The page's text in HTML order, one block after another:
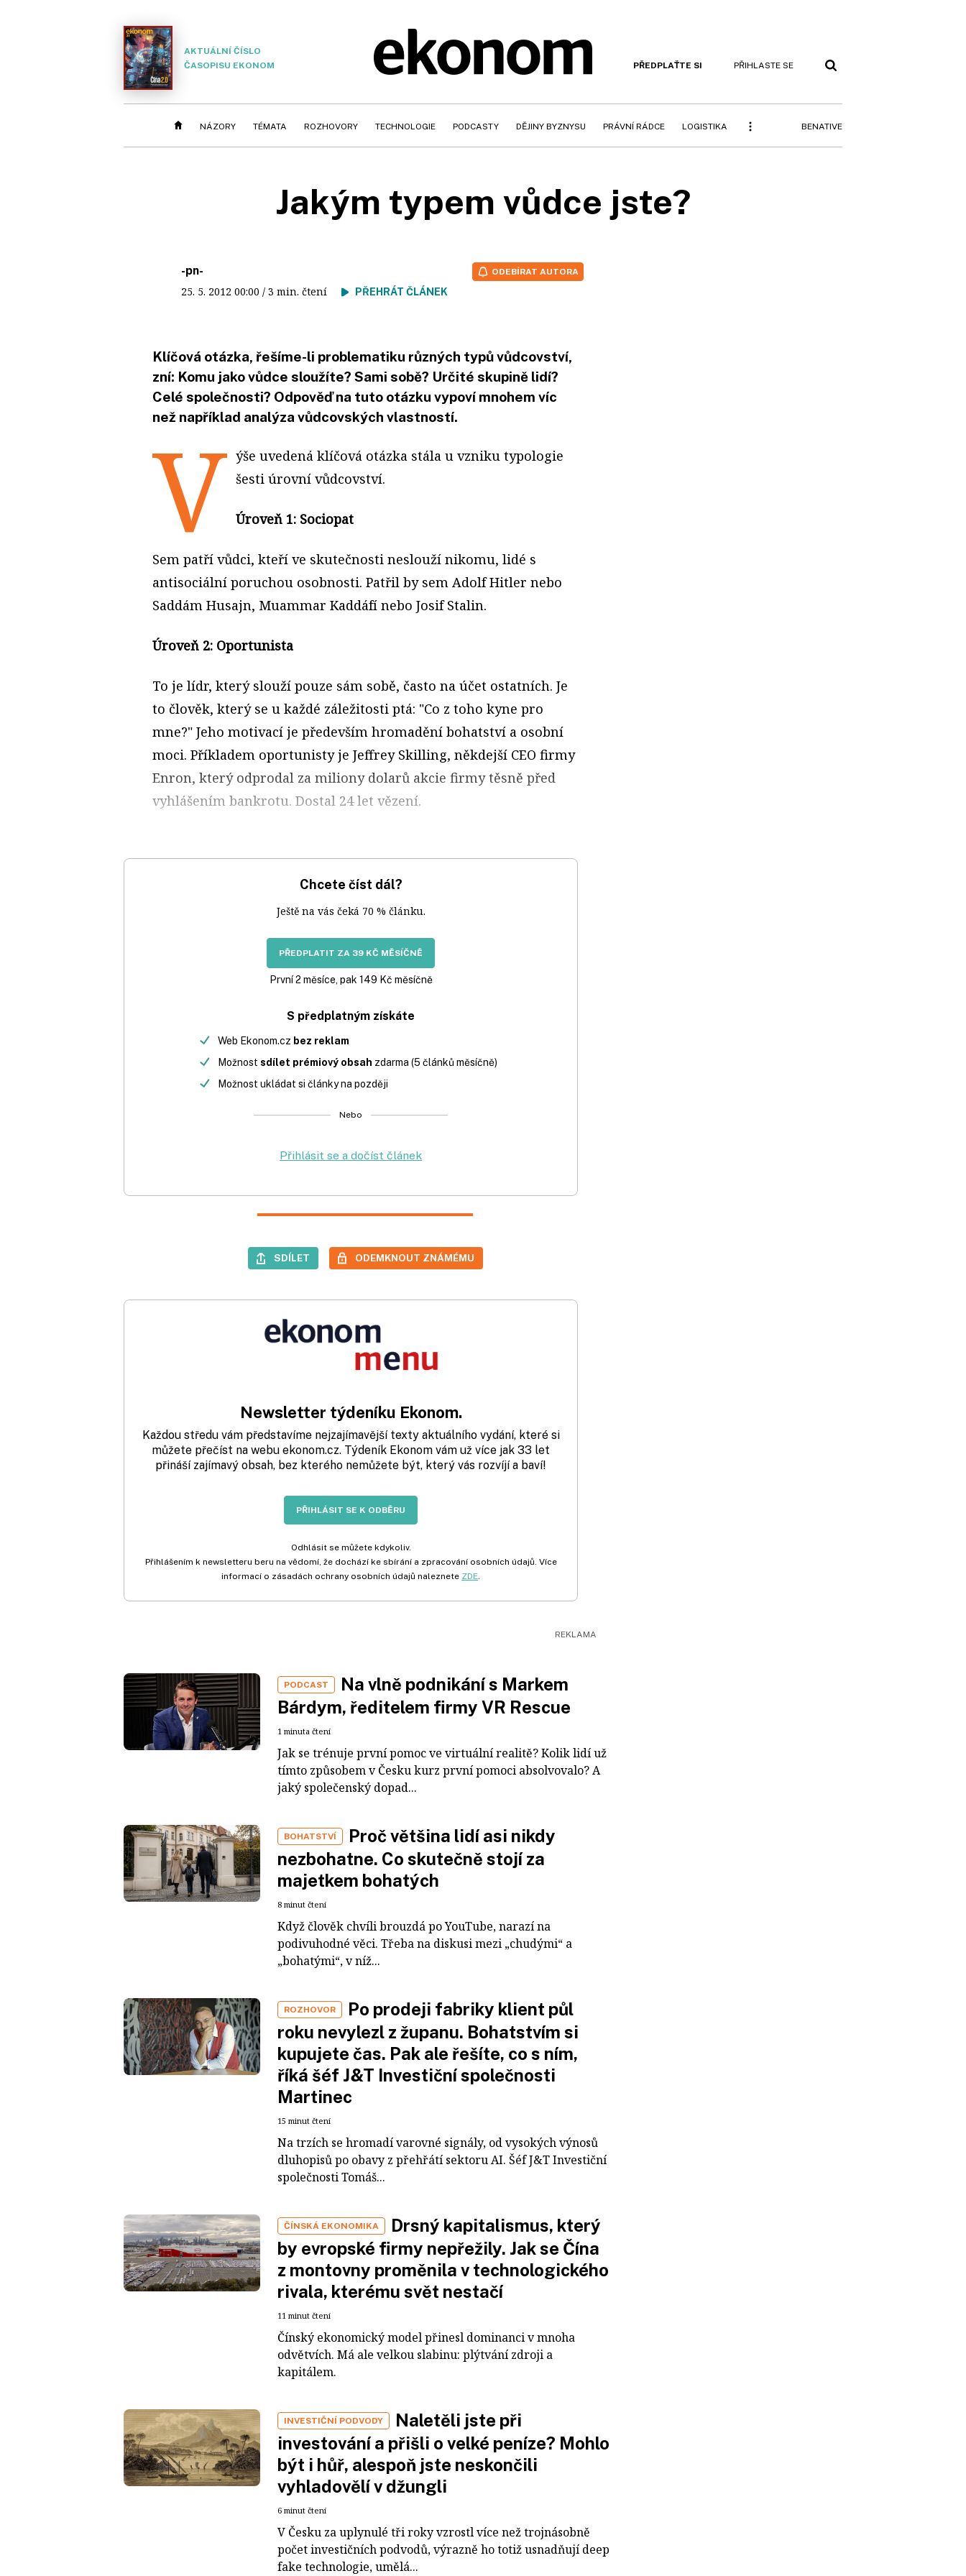
AKTUÁLNÍ ČÍSLO
ČASOPISU EKONOM
PŘEDPLAŤTE SI PŘIHLASTE SE
NÁZORY TÉMATA ROZHOVORY TECHNOLOGIE PODCASTY DĚJINY BYZNYSU PRÁVNÍ RÁDCE LOGISTIKA BENATIVE
Jakým typem vůdce jste?
-pn-
25. 5. 2012 00:00 / 3 min. čtení PŘEHRÁT ČLÁNEK
ODEBÍRAT AUTORA
Klíčová otázka, řešíme-li problematiku různých typů vůdcovství,
zní: Komu jako vůdce sloužíte? Sami sobě? Určité skupině lidí?
Celé společnosti? Odpověď na tuto otázku vypoví mnohem víc
než například analýza vůdcovských vlastností.
V ýše uvedená klíčová otázka stála u vzniku typologie
šesti úrovní vůdcovství.
Úroveň 1: Sociopat
Sem patří vůdci, kteří ve skutečnosti neslouží nikomu, lidé s
antisociální poruchou osobnosti. Patřil by sem Adolf Hitler nebo
Saddám Husajn, Muammar Kaddáfí nebo Josif Stalin.
Úroveň 2: Oportunista
To je lídr, který slouží pouze sám sobě, často na účet ostatních. Je
to člověk, který se u každé záležitosti ptá: "Co z toho kyne pro
mne?" Jeho motivací je především hromadění bohatství a osobní
moci. Příkladem oportunisty je Jeffrey Skilling, někdejší CEO firmy
Enron, který odprodal za miliony dolarů akcie firmy těsně před
vyhlášením bankrotu. Dostal 24 let vězení.
Chcete číst dál?
Ještě na vás čeká 70 % článku.
PŘEDPLATIT ZA 39 KČ MĚSÍČNĚ
První 2 měsíce, pak 149 Kč měsíčně
S předplatným získáte
Web Ekonom.cz bez reklam
Možnost sdílet prémiový obsah zdarma (5 článků měsíčně)
Možnost ukládat si články na později
Nebo
Přihlásit se a dočíst článek
SDÍLET ODEMKNOUT ZNÁMÉMU
Newsletter týdeníku Ekonom.
Každou středu vám představíme nejzajímavější texty aktuálního vydání, které si
můžete přečíst na webu ekonom.cz. Týdeník Ekonom vám už více jak 33 let
přináší zajímavý obsah, bez kterého nemůžete být, který vás rozvíjí a baví!
PŘIHLÁSIT SE K ODBĚRU
Odhlásit se můžete kdykoliv.
Přihlášením k newsletteru beru na vědomí, že dochází ke sbírání a zpracování osobních údajů. Více
informací o zásadách ochrany osobních údajů naleznete ZDE.
PODCAST
Na vlně podnikání s Markem
Bárdym, ředitelem firmy VR Rescue
1 minuta čtení
Jak se trénuje první pomoc ve virtuální realitě? Kolik lidí už
tímto způsobem v Česku kurz první pomoci absolvovalo? A
jaký společenský dopad...
BOHATSTVÍ
Proč většina lidí asi nikdy
nezbohatne. Co skutečně stojí za
majetkem bohatých
8 minut čtení
Když člověk chvíli brouzdá po YouTube, narazí na
podivuhodné věci. Třeba na diskusi mezi „chudými“ a
„bohatými“, v níž...
ROZHOVOR
Po prodeji fabriky klient půl
roku nevylezl z županu. Bohatstvím si
kupujete čas. Pak ale řešíte, co s ním,
říká šéf J&T Investiční společnosti
Martinec
15 minut čtení
Na trzích se hromadí varovné signály, od vysokých výnosů
dluhopisů po obavy z přehřátí sektoru AI. Šéf J&T Investiční
společnosti Tomáš...
ČÍNSKÁ EKONOMIKA
Drsný kapitalismus, který
by evropské firmy nepřežily. Jak se Čína
z montovny proměnila v technologického
rivala, kterému svět nestačí
11 minut čtení
Čínský ekonomický model přinesl dominanci v mnoha
odvětvích. Má ale velkou slabinu: plýtvání zdroji a
kapitálem.
INVESTIČNÍ PODVODY
Naletěli jste při
investování a přišli o velké peníze? Mohlo
být i hůř, alespoň jste neskončili
vyhladovělí v džungli
6 minut čtení
V Česku za uplynulé tři roky vzrostl více než trojnásobně
počet investičních podvodů, výrazně ho totiž usnadňují deep
fake technologie, umělá...